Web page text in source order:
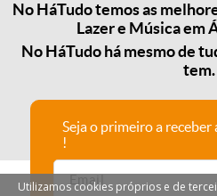
No HáTudo temos as
Lazer e Música em
No HáTudo há mesmo de
tem.
Seja o primeiro a receber
!
Utilizamos cookies próprios e de